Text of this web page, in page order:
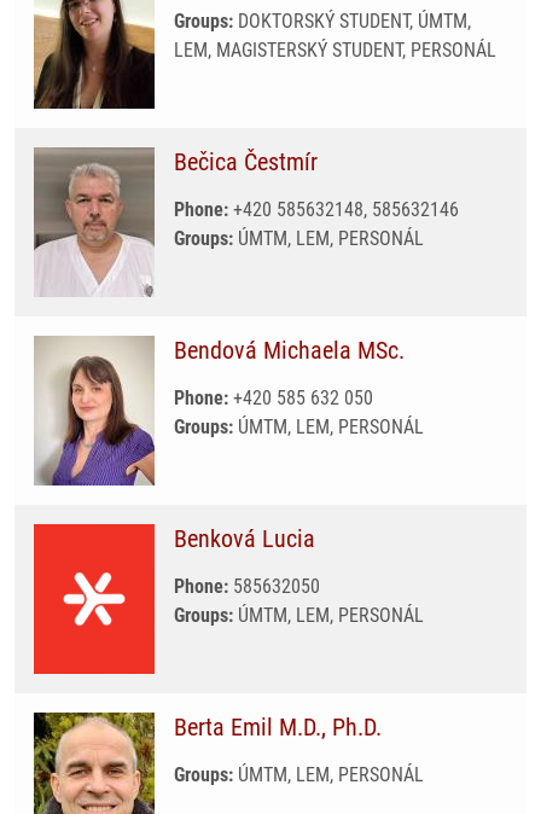
Groups: DOKTORSKÝ STUDENT, ÚMTM,
LEM, MAGISTERSKÝ STUDENT, PERSONÁL
Bečica Čestmír
Phone: +420 585632148, 585632146
Groups: ÚMTM, LEM, PERSONÁL
Bendová Michaela MSc.
Phone: +420 585 632 050
Groups: ÚMTM, LEM, PERSONÁL
Benková Lucia
Phone: 585632050
Groups: ÚMTM, LEM, PERSONÁL
Berta Emil M.D., Ph.D.
Groups: ÚMTM, LEM, PERSONÁL